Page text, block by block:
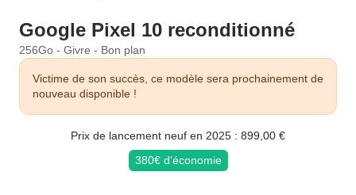
Google Pixel 10 reconditionné
256Go - Givre - Bon plan
Victime de son succès, ce modèle sera prochainement de
nouveau disponible !
Prix de lancement neuf en 2025 : 899,00 €
380€ d'économie